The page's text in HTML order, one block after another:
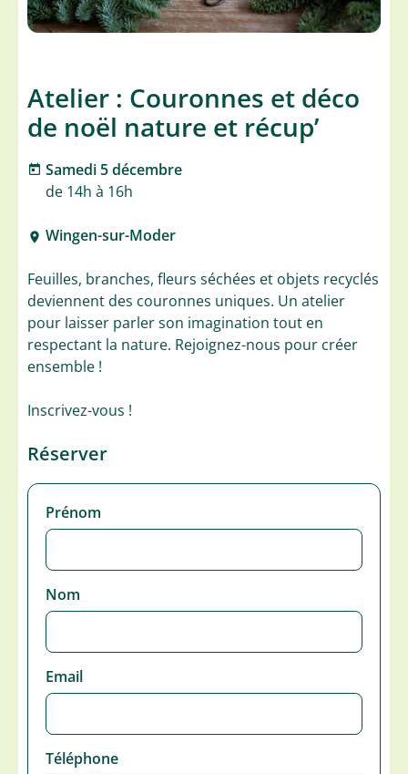
Atelier : Couronnes et déco
de noël nature et récup’
Samedi 5 décembre
de 14h à 16h
Wingen-sur-Moder
Feuilles, branches, fleurs séchées et objets recyclés
deviennent des couronnes uniques. Un atelier
pour laisser parler son imagination tout en
respectant la nature. Rejoignez-nous pour créer
ensemble !
Inscrivez-vous !
Réserver
Prénom
Nom
Email
Téléphone